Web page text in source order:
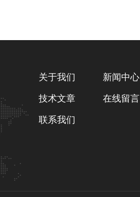
关于我们 新闻中心
技术文章 在线留言
联系我们